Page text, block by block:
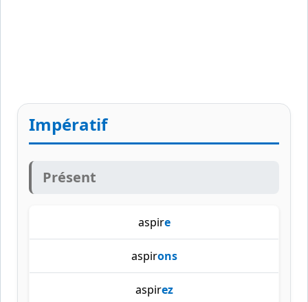
Impératif
Présent
aspire
aspirons
aspirez